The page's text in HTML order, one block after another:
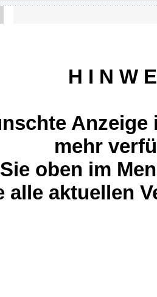
H I N W
mehr
oben im
alle aktuellen